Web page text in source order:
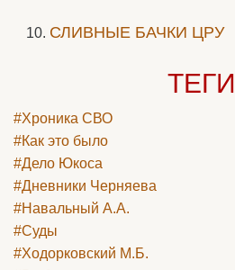
СЛИВНЫЕ БАЧКИ ЦРУ
ТЕГИ
#Хроника СВО
#Как это было
#Дело Юкоса
#Дневники Черняева
#Навальный А.А.
#Суды
#Ходорковский М.Б.